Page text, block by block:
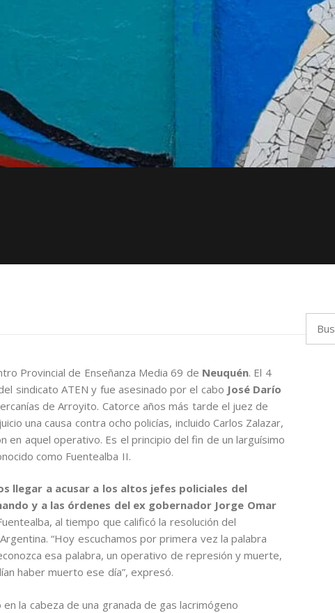
Provincial de Enseñanza Media 69 de Neuquén. El 4
sindicato ATEN y fue asesinado por el cabo José Darío
de Arroyito. Catorce años más tarde el juez de
una causa contra ocho policías, incluido Carlos Zalazar,
en aquel operativo. Es el principio del fin de un larguísimo
como Fuentealba II.
llegar a acusar a los altos jefes policiales del
y a las órdenes del ex gobernador Jorge Omar
al tiempo que calificó la resolución del
“Hoy escuchamos por primera vez la palabra
esa palabra, un operativo de represión y muerte,
haber muerto ese día”, expresó.
la cabeza de una granada de gas lacrimógeno